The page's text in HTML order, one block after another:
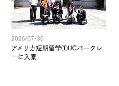
2026/07/30
アメリカ短期留学①UCバークレ
ーに入寮